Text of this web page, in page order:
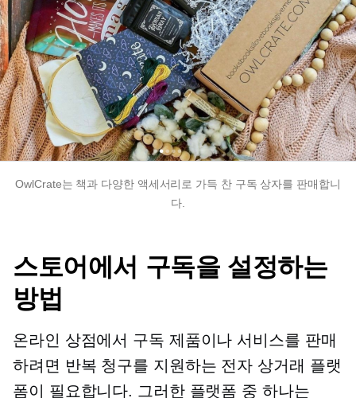
OwlCrate는 책과 다양한 액세서리로 가득 찬 구독 상자를 판매합니
다.
스토어에서 구독을 설정하는
방법
온라인 상점에서 구독 제품이나 서비스를 판매
하려면 반복 청구를 지원하는 전자 상거래 플랫
폼이 필요합니다. 그러한 플랫폼 중 하나는